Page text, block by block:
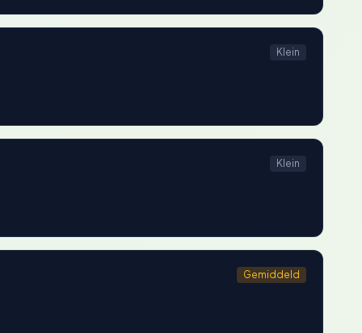
Klein
Klein
Gemiddeld